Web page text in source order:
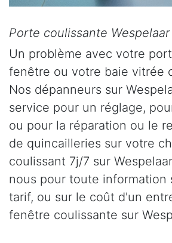
Porte coulissante Wespelaar
Un problème avec votre
fenêtre ou votre baie vitrée
Nos dépanneurs sur
service pour un réglage,
ou pour la réparation ou le
de quincailleries sur votre
coulissant 7j/7 sur
nous pour toute information
tarif, ou sur le coût d'un
fenêtre coulissante sur